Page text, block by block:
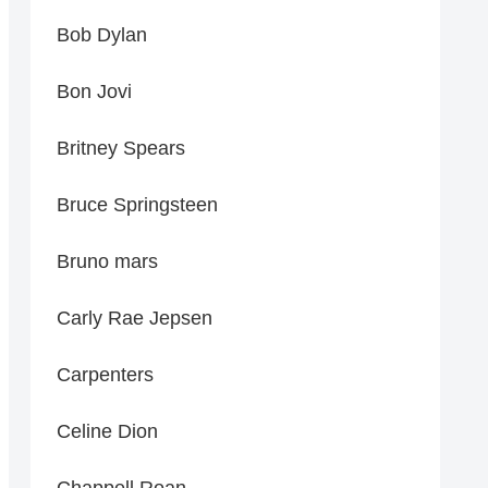
Bob Dylan
Bon Jovi
Britney Spears
Bruce Springsteen
Bruno mars
Carly Rae Jepsen
Carpenters
Celine Dion